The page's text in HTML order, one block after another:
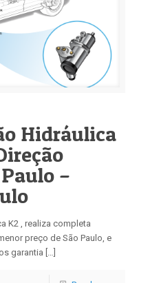
Hidráulica
–
K2 , realiza completa
preço de São Paulo, e
garantia […]